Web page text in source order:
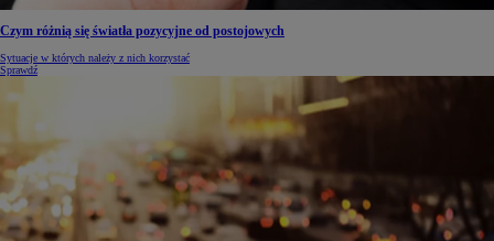
Czym różnią się światła pozycyjne od postojowych
Sytuacje w których należy z nich korzystać
Sprawdź